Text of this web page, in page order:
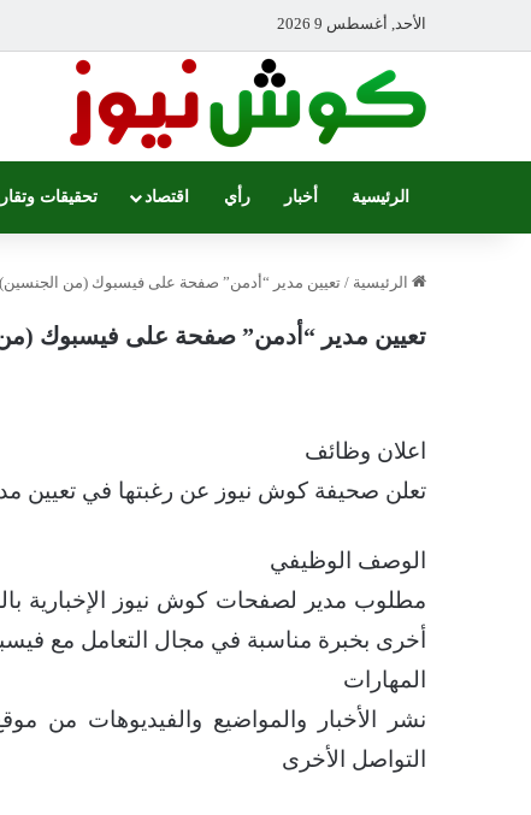
الأحد, أغسطس 9 2026
الرئيسية أخبار رأي اقتصاد تحقيقات
الرئيسية / تعيين مدير “أدمن” صفحة على فيسبوك (من الجنسين)
تعيين مدير “أدمن” صفحة على فيسبوك
اعلان وظائف
تعلن صحيفة كوش نيوز عن رغبتها في تعيين
الوصف الوظيفي
مطلوب مدير لصفحات كوش نيوز الإخبارية
أخرى بخبرة مناسبة في مجال التعامل مع
المهارات
نشر الأخبار والمواضيع والفيديوهات
التواصل الأخرى